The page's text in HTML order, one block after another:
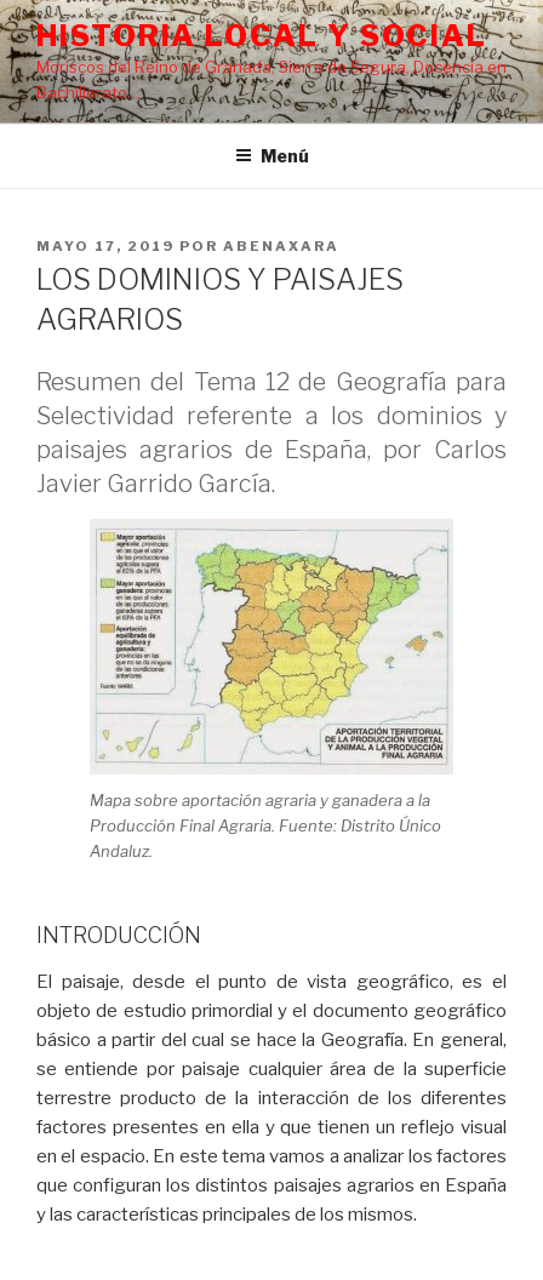
Saltar
al
contenido
HISTORIA LOCAL Y SOCIAL
Moriscos del Reino de Granada, Sierra de Segura, Docencia en
Bachillerato…
Menú
PUBLICADO
EL
MAYO 17, 2019 POR ABENAXARA
LOS DOMINIOS Y PAISAJES
AGRARIOS
Resumen del Tema 12 de Geografía para
Selectividad referente a los dominios y
paisajes agrarios de España, por Carlos
Javier Garrido García.
Mapa sobre aportación agraria y ganadera a la
Producción Final Agraria. Fuente: Distrito Único
Andaluz.
INTRODUCCIÓN
El paisaje, desde el punto de vista geográfico, es el
objeto de estudio primordial y el documento geográfico
básico a partir del cual se hace la Geografía. En general,
se entiende por paisaje cualquier área de la superficie
terrestre producto de la interacción de los diferentes
factores presentes en ella y que tienen un reflejo visual
en el espacio. En este tema vamos a analizar los factores
que configuran los distintos paisajes agrarios en España
y las características principales de los mismos.